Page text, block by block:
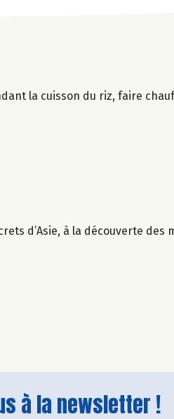
la cuisson du riz, faire
d’Asie, à la découverte des
à la newsletter !